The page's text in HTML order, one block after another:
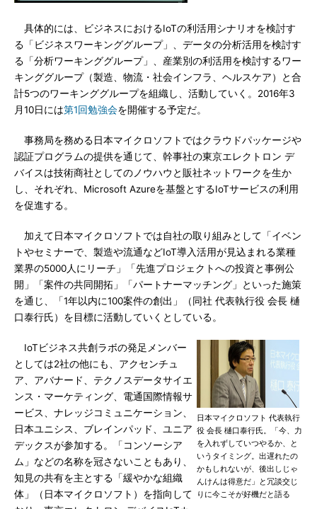
具体的には、ビジネスにおけるIoTの利活用シナリオを検討す
る「ビジネスワーキンググループ」、データの分析活用を検討す
る「分析ワーキンググループ」、産業別の利活用を検討するワー
キンググループ（製造、物流・社会インフラ、ヘルスケア）と合
計5つのワーキンググループを組織し、活動していく。2016年3
月10日には第1回勉強会を開催する予定だ。
事務局を務める日本マイクロソフトではクラウドパッケージや
認証プログラムの提供を通じて、幹事社の東京エレクトロン デ
バイスは技術商社としてのノウハウと販社ネットワークを生か
し、それぞれ、Microsoft Azureを基盤とするIoTサービスの利用
を促進する。
加えて日本マイクロソフトでは自社の取り組みとして「イベン
トやセミナーで、製造や流通などIoT導入活用が見込まれる業種
業界の5000人にリーチ」「先進プロジェクトへの投資と事例公
開」「案件の共同開拓」「パートナーマッチング」といった施策
を通じ、「1年以内に100案件の創出」（同社 代表執行役 会長 樋
口泰行氏）を目標に活動していくとしている。
日本マイクロソフト 代表執行
役 会長 樋口泰行氏。「今、力
を入れずしていつやるか、と
いうタイミング。出遅れたの
かもしれないが、後出しじゃ
んけんは得意だ」と冗談交じ
りに今こそが好機だと語る
IoTビジネス共創ラボの発足メンバー
としては2社の他にも、アクセンチュ
ア、アバナード、テクノスデータサイエ
ンス・マーケティング、電通国際情報サ
ービス、ナレッジコミュニケーション、
日本ユニシス、ブレインパッド、ユニア
デックスが参加する。「コンソーシア
ム」などの名称を冠さないこともあり、
知見の共有を主とする「緩やかな組織
体」（日本マイクロソフト）を指向して